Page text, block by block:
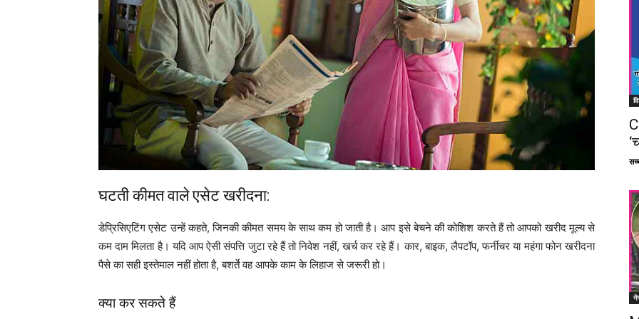
घटती कीमत वाले एसेट खरीदना:
डेप्रिसिएटिंग एसेट उन्हें कहते, जिनकी कीमत समय के साथ कम हो जाती है। आप इसे बेचने की कोशिश करते हैं तो आपको खरीद मूल्य से
कम दाम मिलता है। यदि आप ऐसी संपत्ति जुटा रहे हैं तो निवेश नहीं, खर्च कर रहे हैं। कार, बाइक, लैपटॉप, फर्नीचर या महंगा फोन खरीदना
पैसे का सही इस्तेमाल नहीं होता है, बशर्ते वह आपके काम के लिहाज से जरूरी हो।
क्या कर सकते हैं